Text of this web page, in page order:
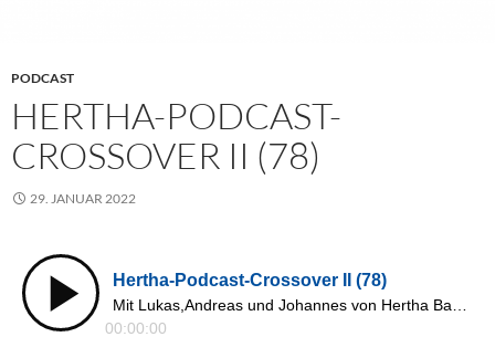
PODCAST
HERTHA-PODCAST-
CROSSOVER II (78)
29. JANUAR 2022